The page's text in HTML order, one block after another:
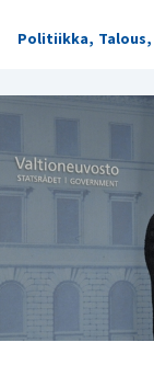
Politiikka, Talous,